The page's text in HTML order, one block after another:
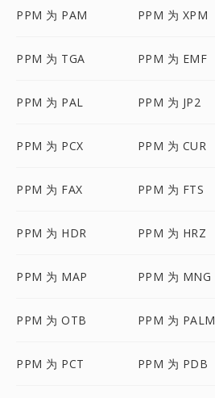
PPM 为 PAM PPM 为 XPM
PPM 为 TGA PPM 为 EMF
PPM 为 PAL PPM 为 JP2
PPM 为 PCX PPM 为 CUR
PPM 为 FAX PPM 为 FTS
PPM 为 HDR PPM 为 HRZ
PPM 为 MAP PPM 为 MNG
PPM 为 OTB PPM 为 PALM
PPM 为 PCT PPM 为 PDB